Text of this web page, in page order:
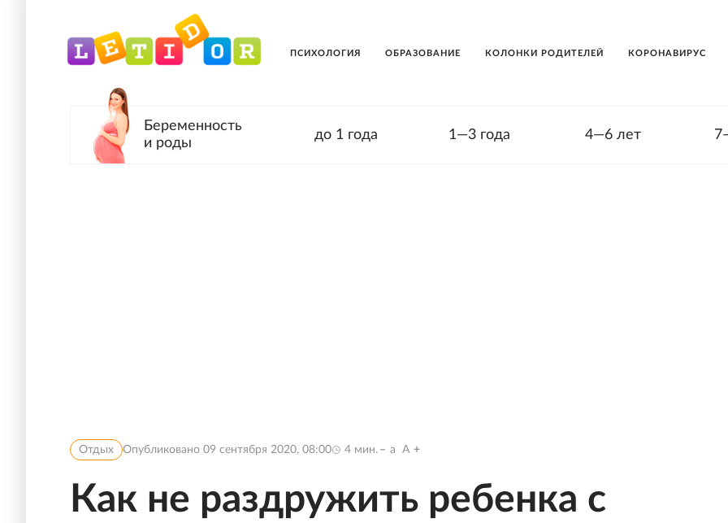
ПСИХОЛОГИЯ ОБРАЗОВАНИЕ КОЛОНКИ РОДИТЕЛЕЙ КОРОНАВИРУС
Беременность
и роды
до 1 года 1—3 года 4—6 лет
Отдых Опубликовано 09 сентября 2020, 08:00 4 мин. a A
Как не раздружить ребенка с